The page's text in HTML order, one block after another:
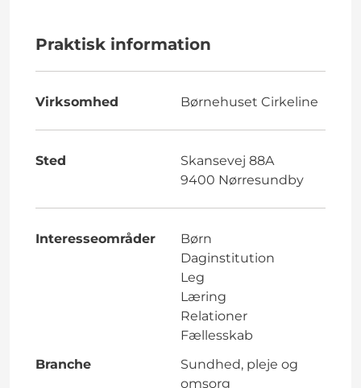
Praktisk information
Virksomhed Børnehuset Cirkeline
Sted
Skansevej 88A
9400 Nørresundby
Interesseområder
Børn
Daginstitution
Leg
Læring
Relationer
Fællesskab
Branche
Sundhed, pleje og
omsorg